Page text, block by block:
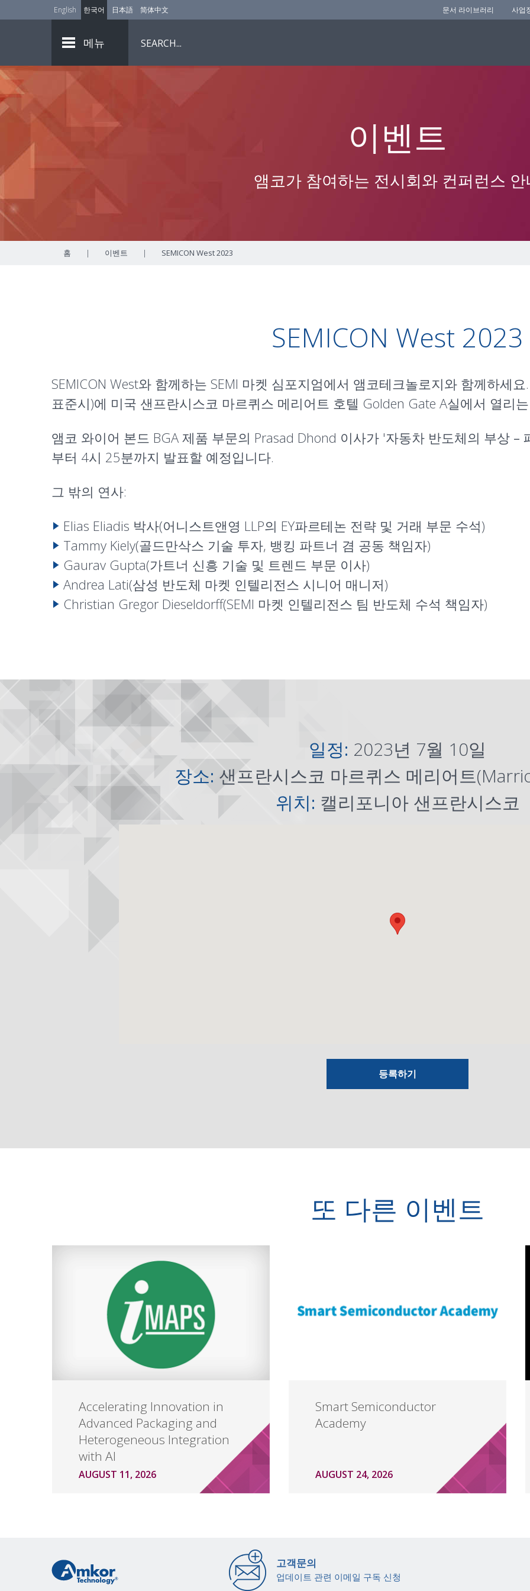
English 한국어 日本語 简体中文 문서 라이브러리 사업
메뉴
이벤트
앰코가 참여하는 전시회와 컨퍼런스 안
홈 | 이벤트 | SEMICON West 2023
SEMICON West 2023
SEMICON West와 함께하는 SEMI 마켓 심포지엄에서 앰코테크놀로지와 함께하세
표준시)에 미국 샌프란시스코 마르퀴스 메리어트 호텔 Golden Gate A실에서 열리
앰코 와이어 본드 BGA 제품 부문의 Prasad Dhond 이사가 '자동차 반도체의 부상 –
부터 4시 25분까지 발표할 예정입니다.
그 밖의 연사:
Elias Eliadis 박사(어니스트앤영 LLP의 EY파르테논 전략 및 거래 부문 수석)
Tammy Kiely(골드만삭스 기술 투자, 뱅킹 파트너 겸 공동 책임자)
Gaurav Gupta(가트너 신흥 기술 및 트렌드 부문 이사)
Andrea Lati(삼성 반도체 마켓 인텔리전스 시니어 매니저)
Christian Gregor Dieseldorff(SEMI 마켓 인텔리전스 팀 반도체 수석 책임자)
일정: 2023년 7월 10일
장소: 샌프란시스코 마르퀴스 메리어트
위치: 캘리포니아 샌프란시스코
등록하기
또 다른 이벤트
Accelerating Innovation in
Advanced Packaging and
Heterogeneous Integration
with AI
AUGUST 11, 2026
Smart Semiconductor
Academy
AUGUST 24, 2026
고객문의
업데이트 관련 이메일 구독 신청